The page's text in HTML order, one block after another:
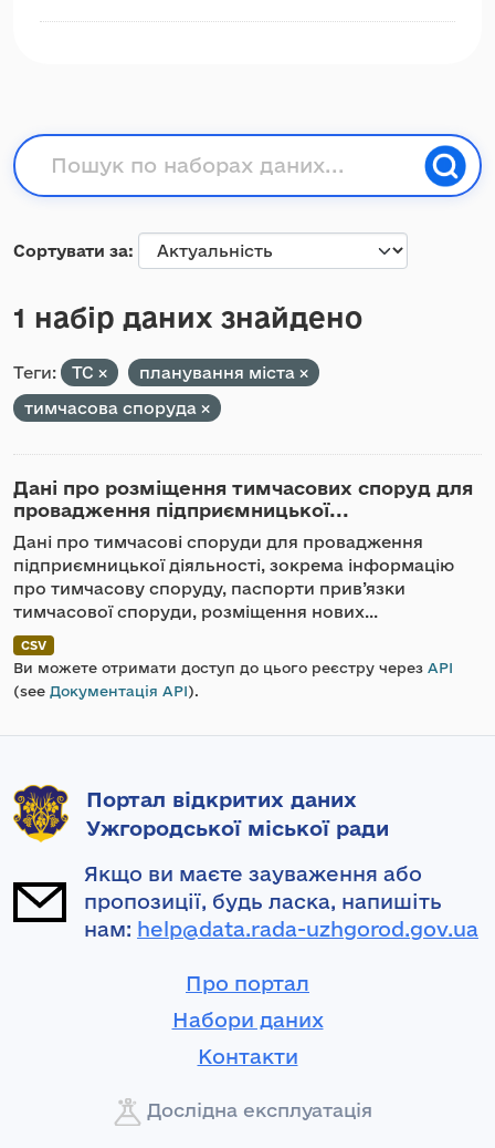
Сортувати за
1 набір даних знайдено
Теги: ТС
планування міста
тимчасова споруда
Дані про розміщення тимчасових споруд для
провадження підприємницької...
Дані про тимчасові споруди для провадження
підприємницької діяльності, зокрема інформацію
про тимчасову споруду, паспорти прив’язки
тимчасової споруди, розміщення нових...
CSV
Ви можете отримати доступ до цього реєстру через API
(see Документація API).
Портал відкритих даних
Ужгородської міської ради
Якщо ви маєте зауваження або
пропозиції, будь ласка, напишіть
нам: help@data.rada-uzhgorod.gov.ua
Про портал
Набори даних
Контакти
Дослідна експлуатація